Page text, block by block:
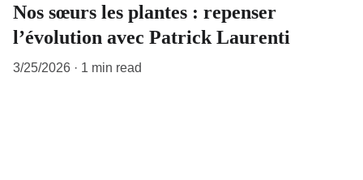
Nos sœurs les plantes : repenser
l’évolution avec Patrick Laurenti
3/25/2026 1 min read